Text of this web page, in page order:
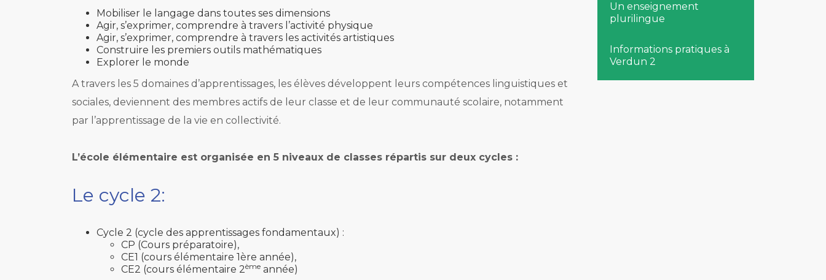
Mobiliser le langage dans toutes ses dimensions
Agir, s’exprimer, comprendre à travers l’activité physique
Agir, s’exprimer, comprendre à travers les activités artistiques
Construire les premiers outils mathématiques
Explorer le monde
A travers les 5 domaines d’apprentissages, les élèves développent leurs compétences linguistiques et
sociales, deviennent des membres actifs de leur classe et de leur communauté scolaire, notamment
par l’apprentissage de la vie en collectivité.
L’école élémentaire est organisée en 5 niveaux de classes répartis sur deux cycles :
Le cycle 2:
Cycle 2 (cycle des apprentissages fondamentaux) :
CP (Cours préparatoire),
CE1 (cours élémentaire 1ère année),
CE2 (cours élémentaire 2ème année)
Un enseignement
plurilingue
Informations pratiques à
Verdun 2